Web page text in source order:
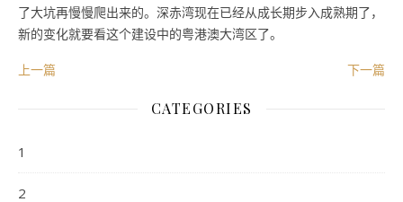
了大坑再慢慢爬出来的。深赤湾现在已经从成长期步入成熟期了，
新的变化就要看这个建设中的粤港澳大湾区了。
上一篇 下一篇
CATEGORIES
1
2